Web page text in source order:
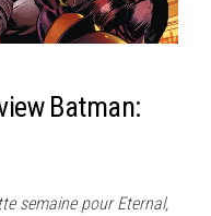
Batman:
semaine pour Eternal,